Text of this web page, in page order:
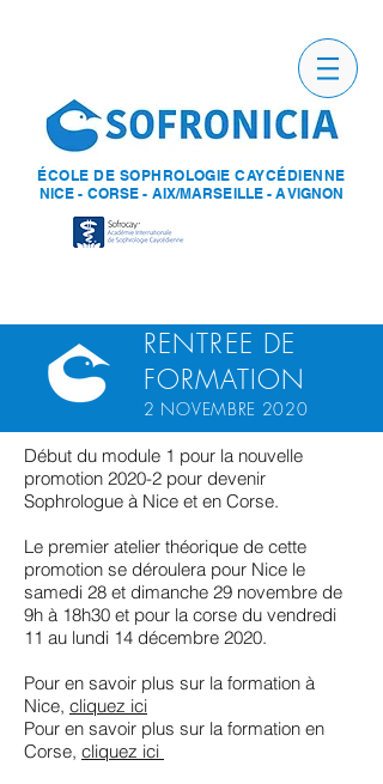
ÉCOLE DE SOPHROLOGIE CAYCÉDIENNE
NICE - CORSE - AIX/MARSEILLE - AVIGNON
RENTREE DE
FORMATION
2 NOVEMBRE 2020
Début du module 1 pour la nouvelle
promotion 2020-2 pour devenir
Sophrologue à Nice et en Corse.
Le premier atelier théorique de cette
promotion se déroulera pour Nice le
samedi 28 et dimanche 29 novembre de
9h à 18h30 et pour la corse du vendredi
11 au lundi 14 décembre 2020.
Pour en savoir plus sur la formation à
Nice, cliquez ici
Pour en savoir plus sur la formation en
Corse, cliquez ici